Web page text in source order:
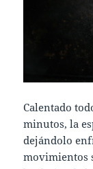
Calentado
minutos, la
dejándolo
movimientos